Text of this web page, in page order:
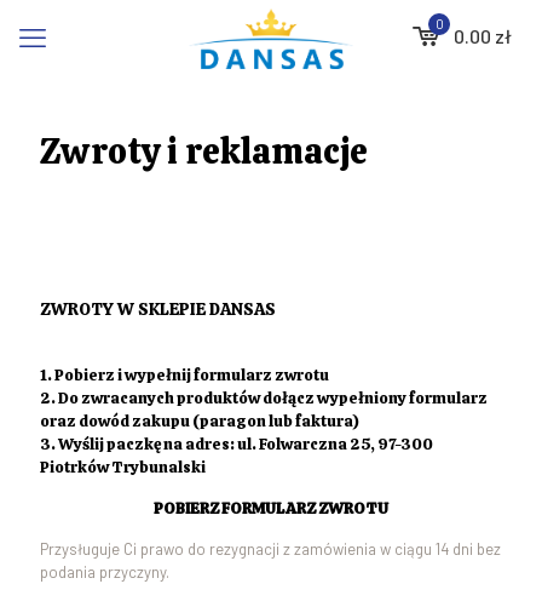
0
0.00 zł
Zwroty i reklamacje
ZWROTY W SKLEPIE DANSAS
1. Pobierz i wypełnij formularz zwrotu
2. Do zwracanych produktów dołącz wypełniony formularz
oraz dowód zakupu (paragon lub faktura)
3. Wyślij paczkę na adres: ul. Folwarczna 25, 97-300
Piotrków Trybunalski
POBIERZ FORMULARZ ZWROTU
Przysługuje Ci prawo do rezygnacji z zamówienia w ciągu 14 dni bez
podania przyczyny.